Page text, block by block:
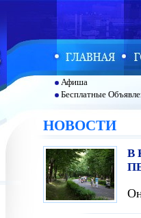
Афиша
Бесплатные
НОВОСТИ
В